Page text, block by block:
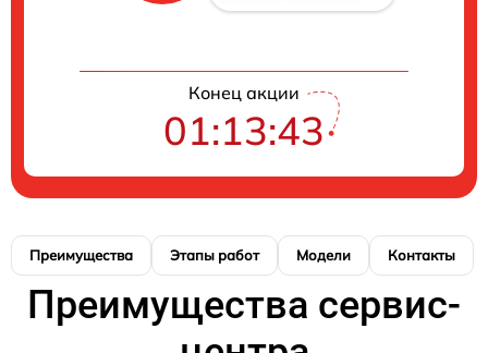
Конец акции
01:13:42
Преимущества Этапы работ Модели Контакты
Преимущества сервис-